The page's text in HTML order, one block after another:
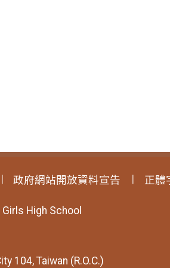
政府網站開放資料宣告 正體
High School
104, Taiwan (R.O.C.)